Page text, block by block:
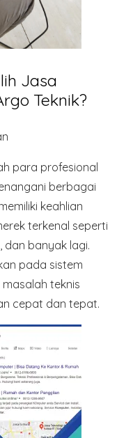
Jasa
Teknik?
para profesional
berbagai
keahlian
terkenal seperti
dan banyak lagi.
pada sistem
teknis
cepat dan tepat.